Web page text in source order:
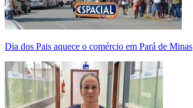
Dia dos Pais aquece o comércio em Pará de Minas